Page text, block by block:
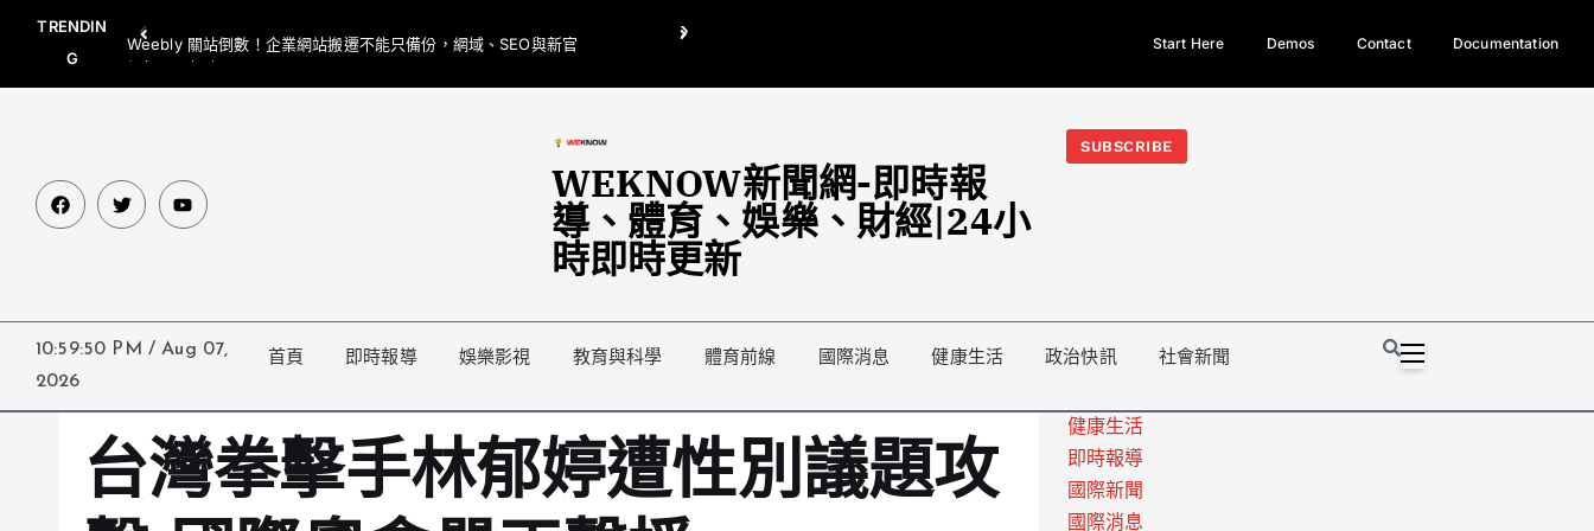
TRENDIN
G
Weebly 關站倒數！企業網站搬遷不能只備份，網域、SEO與新官
網都要一起處理
翁曉玲喊刪陸委會1295萬媒宣費惹議 梁文傑回「只能靠嘴巴」
今日熱門新聞TOP3｜西拉雅族正式成第17個原住民族、立院電競
光電場回
Start Here Demos Contact Documentation
WEKNOW新聞網-即時報
導、體育、娛樂、財經|24小
時即時更新
SUBSCRIBE
10:59:51 PM /
Aug 07,
2026
首頁 即時報導 娛樂影視 教育與科學 體育前線 國際消息 健康生活 政治快訊 社會新聞
台灣拳擊手林郁婷遭性別議題攻
健康生活
即時報導
國際新聞
國際消息